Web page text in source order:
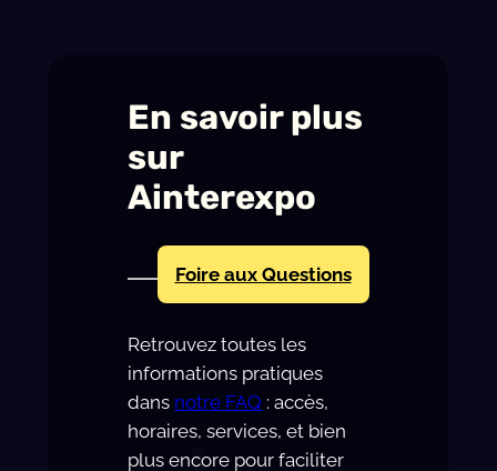
En savoir plus
sur
Ainterexpo
Foire aux Questions
Retrouvez toutes les
informations pratiques
dans notre FAQ : accès,
horaires, services, et bien
plus encore pour faciliter